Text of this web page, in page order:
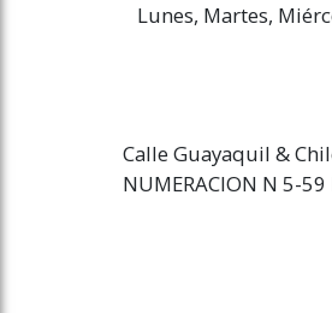
Lunes, Martes,
Calle Guayaquil &
NUMERACION N 5-59